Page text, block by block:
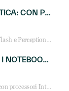
CYBERSECURITY AGENTICA: CON PERCEPTION E MAI-CYBER-1-FLASH MICROSOFT APRE NUOVI SERVIZI PER IL CANALE
Microsoft lancia MAI-Cyber-1-Flash e Perception: cybersecurity agentica in preview dal 3 novembre. Cosa cambia per MSP, system integrator e reseller.
HP ELITEBOOK CON AI: I NOTEBOOK BUSINESS INTELLIGENTI CHE TRASFORMANO PRODUTTIVITÀ, SICUREZZA E LAVORO IBRIDO
Scopri la gamma HP EliteBook con processori Intel® Core™ Ultra e AMD Ryzen™ AI. Notebook business progettati per aumentare la produttività, migliorare la collaborazione e garantire sicurezza avanzata in ufficio e in mobilità.